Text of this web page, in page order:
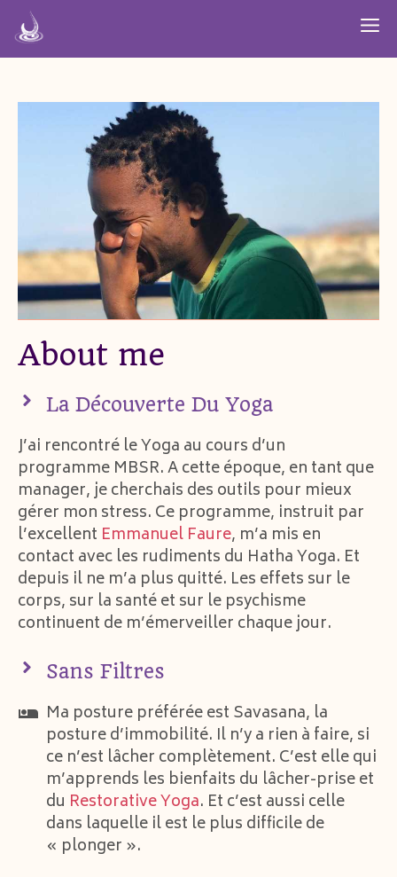
Aller
au
contenu
About me
La Découverte Du Yoga
J’ai rencontré le Yoga au cours d’un
programme MBSR. A cette époque, en tant que
manager, je cherchais des outils pour mieux
gérer mon stress. Ce programme, instruit par
l’excellent Emmanuel Faure, m’a mis en
contact avec les rudiments du Hatha Yoga. Et
depuis il ne m’a plus quitté. Les effets sur le
corps, sur la santé et sur le psychisme
continuent de m’émerveiller chaque jour.
Sans Filtres
Ma posture préférée est Savasana, la
posture d’immobilité. Il n’y a rien à faire, si
ce n’est lâcher complètement. C’est elle qui
m’apprends les bienfaits du lâcher-prise et
du Restorative Yoga. Et c’est aussi celle
dans laquelle il est le plus difficile de
« plonger ».